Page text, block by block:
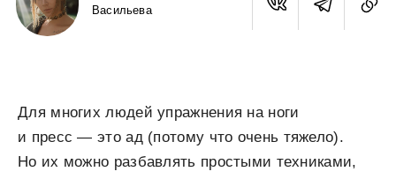
Васильева
Для многих людей упражнения на ноги
и пресс — это ад (потому что очень тяжело).
Но их можно разбавлять простыми техниками,